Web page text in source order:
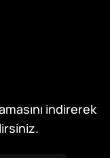
indirerek